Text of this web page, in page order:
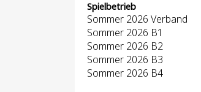
Spielbetrieb
Sommer 2026 Verband
Sommer 2026 B1
Sommer 2026 B2
Sommer 2026 B3
Sommer 2026 B4